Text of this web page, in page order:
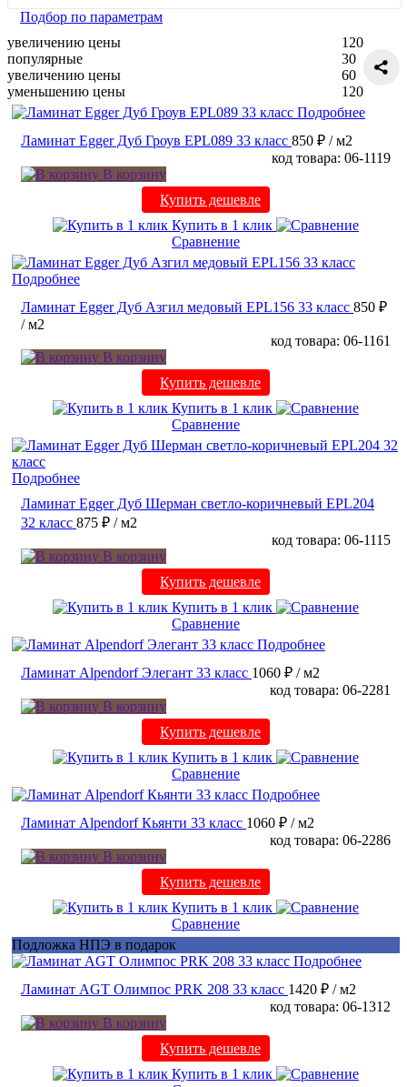
Подбор по параметрам
увеличению цены
популярные
увеличению цены
уменьшению цены
120
30
60
120
Подробнее
Ламинат Egger Дуб Гроув EPL089 33 класс 850 ₽ / м2
код товара: 06-1119
В корзину
Купить дешевле
Купить в 1 клик
Сравнение
Подробнее
Ламинат Egger Дуб Азгил медовый EPL156 33 класс 850 ₽
/ м2
код товара: 06-1161
В корзину
Купить дешевле
Купить в 1 клик
Сравнение
Подробнее
Ламинат Egger Дуб Шерман светло-коричневый EPL204
32 класс 875 ₽ / м2
код товара: 06-1115
В корзину
Купить дешевле
Купить в 1 клик
Сравнение
Подробнее
Ламинат Alpendorf Элегант 33 класс 1060 ₽ / м2
код товара: 06-2281
В корзину
Купить дешевле
Купить в 1 клик
Сравнение
Подробнее
Ламинат Alpendorf Кьянти 33 класс 1060 ₽ / м2
код товара: 06-2286
В корзину
Купить дешевле
Купить в 1 клик
Сравнение
Подложка НПЭ в подарок
Подробнее
Ламинат AGT Олимпос PRK 208 33 класс 1420 ₽ / м2
код товара: 06-1312
В корзину
Купить дешевле
Купить в 1 клик